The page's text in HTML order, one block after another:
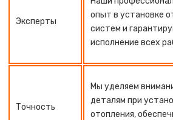
Эксперты
опыт в установке
систем и
исполнение всех
Точность
Мы уделяем
деталям при
отопления,